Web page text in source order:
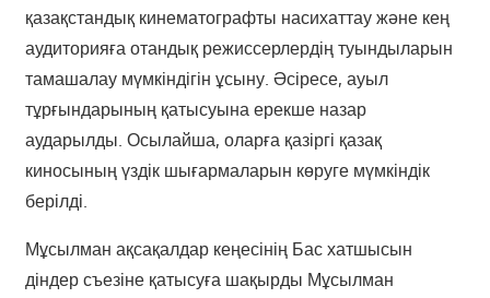
қазақстандық кинематографты насихаттау және кең
аудиторияға отандық режиссерлердің туындыларын
тамашалау мүмкіндігін ұсыну. Әсіресе, ауыл
тұрғындарының қатысуына ерекше назар
аударылды. Осылайша, оларға қазіргі қазақ
киносының үздік шығармаларын көруге мүмкіндік
берілді.
Мұсылман ақсақалдар кеңесінің Бас хатшысын
діндер съезіне қатысуға шақырды Мұсылман